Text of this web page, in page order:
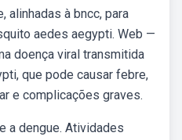
alinhadas à bncc, para
aedes aegypti. Web —
doença viral transmitida
que pode causar febre,
e complicações graves.
a dengue. Atividades